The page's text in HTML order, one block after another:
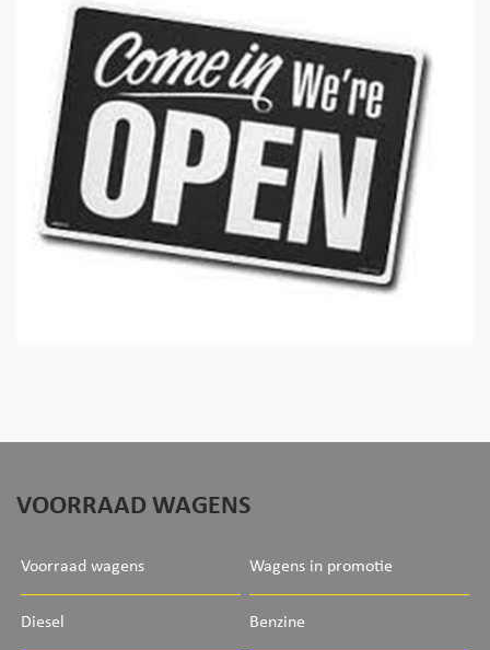
VOORRAAD WAGENS
Voorraad wagens Wagens in promotie
Diesel Benzine